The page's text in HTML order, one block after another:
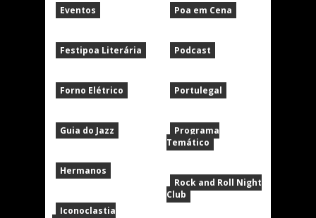
Eventos
Festipoa Literária
Forno Elétrico
Guia do Jazz
Hermanos
Iconoclastia
Poa em Cena
Podcast
Portulegal
Programa
Temático
Rock and Roll Night
Club